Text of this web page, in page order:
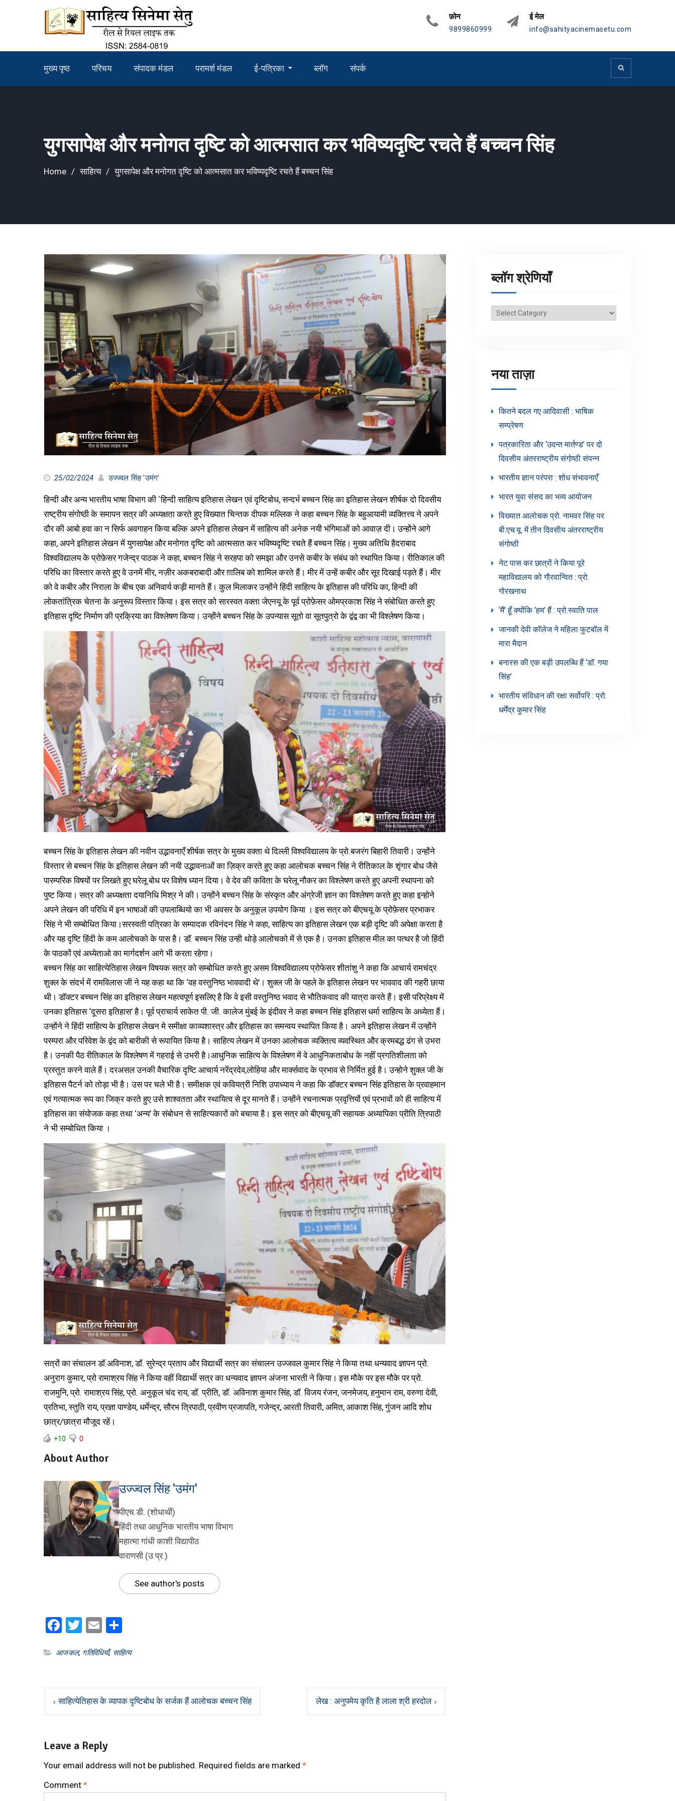
फ़ोन
9899860999
ई मेल
info@sahityacinemasetu.com
मुख्य पृष्ठ परिचय संपादक मंडल परामर्श मंडल ई-पत्रिका ब्लॉग संपर्क
युगसापेक्ष और मनोगत दृष्टि को आत्मसात कर भविष्यदृष्टि रचते हैं बच्चन सिंह
Home साहित्य युगसापेक्ष और मनोगत दृष्टि को आत्मसात कर भविष्यदृष्टि रचते हैं बच्चन सिंह
25/02/2024 उज्ज्वल सिंह 'उमंग'
हिन्दी और अन्य भारतीय भाषा विभाग की `हिन्दी साहित्य इतिहास लेखन एवं दृष्टिबोध, सन्दर्भ बच्चन सिंह का इतिहास लेखन शीर्षक दो दिवसीय
राष्ट्रीय संगोष्ठी के समापन सत्र की अध्यक्षता करते हुए विख्यात चिन्तक दीपक मल्लिक ने कहा बच्चन सिंह के बहुआयामी व्यक्तित्त्व ने अपने
दौर की आबो हवा का न सिर्फ अवगाहन किया बल्कि अपने इतिहास लेखन में साहित्य की अनेक नयी भंगिमाओं को आवाज़ दी। उन्होंने आगे
कहा, अपने इतिहास लेखन में युगसापेक्ष और मनोगत दृष्टि को आत्मसात कर भविष्यदृष्टि रचते हैं बच्चन सिंह। मुख्य अतिथि हैदराबाद
विश्वविद्यालय के प्रोफ़ेसर गजेन्द्र पाठक ने कहा, बच्चन सिंह ने सरहपा को समझा और उनसे कबीर के संबंध को स्थापित किया। रीतिकाल की
परिधि का विस्तार करते हुए वे उनमें मीर, नज़ीर अकबराबादी और ग़ालिब को शामिल करते हैं। मीर में उन्हें कबीर और सूर दिखाई पड़ते हैं। मीर
को वे कबीर और निराला के बीच एक अनिवार्य कड़ी मानते हैं। कुल मिलाकर उन्होंने हिंदी साहित्य के इतिहास की परिधि का, हिन्दी की
लोकतांत्रिक चेतना के अनुरूप विस्तार किया। इस सत्र को सारस्वत वक्ता जेएनयू के पूर्व प्रोफ़ेसर ओमप्रकाश सिंह ने संबोधित करते हुए
इतिहास दृष्टि निर्माण की प्रक्रिया का विश्लेषण किया। उन्होंने बच्चन सिंह के उपन्यास सूतो वा सूतपुत्रो के द्वंद्व का भी विश्लेषण किया।
बच्चन सिंह के इतिहास लेखन की नवीन उद्भावनाएँ शीर्षक सत्र के मुख्य वक्ता थे दिल्ली विश्वविद्यालय के प्रो.बजरंग बिहारी तिवारी। उन्होंने
विस्तार से बच्चन सिंह के इतिहास लेखन की नयी उद्भावनाओं का ज़िक्र करते हुए कहा आलोचक बच्चन सिंह ने रीतिकाल के शृंगार बोध जैसे
पारम्परिक विषयों पर लिखते हुए घरेलू बोध पर विशेष ध्यान दिया। वे देव की कविता के घरेलू नौकर का विश्लेषण करते हुए अपनी स्थापना को
पुष्ट किया। सत्र की अध्यक्षता दयानिधि मिश्र ने की। उन्होंने बच्चन सिंह के संस्कृत और अंग्रेजी ज्ञान का विश्लेषण करते हुए कहा इन्होने
अपने लेखन की परिधि में इन भाषाओं की उपलाब्धियो का भी अवसर के अनुकूल उपयोग किया । इस सत्र को बीएचयू के प्रोफ़ेसर प्रभाकर
सिंह ने भी सम्बोधित किया।सरस्वती पत्रिका के सम्पादक रविनंदन सिंह ने कहा, साहित्य का इतिहास लेखन एक बड़ी दृष्टि की अपेक्षा करता है
और यह दृष्टि हिंदी के कम आलोचको के पास है। डॉ. बच्चन सिंह उन्ही थोड़े आलोचको में से एक है। उनका इतिहास मील का पत्थर है जो हिंदी
के पाठकों एवं अध्येताओ का मार्गदर्शन आगे भी करता रहेगा।
बच्चन सिंह का साहित्येतिहास लेखन विषयक सत्र को सम्बोधित करते हुए असम विश्वविद्यालय प्रोफेसर शीतांशु ने कहा कि आचार्य रामचंद्र
शुक्ल के संदर्भ में रामविलास जी ने यह कहा था कि ‘वह वस्तुनिष्ठ भाववादी थे’। शुक्ल जी के पहले के इतिहास लेखन पर भाववाद की गहरी छाया
थी। डॉक्टर बच्चन सिंह का इतिहास लेखन महत्वपूर्ण इसलिए है कि वे इसी वस्तुनिष्ठ भवाद से भौतिकवाद की यात्रा करते हैं। इसी परिप्रेक्ष्य में
उनका इतिहास ‘दूसरा इतिहास’ है। पूर्व प्राचार्य साकेत पी. जी. कालेज मुंबई के इंदीवर ने कहा बच्चन सिंह इतिहास धर्मा साहित्य के अध्येता हैं।
उन्होंने ने हिंदी साहित्य के इतिहास लेखन मे समीक्षा काव्यशास्त्र और इतिहास का समन्वय स्थापित किया है। अपने इतिहास लेखन में उन्होंने
परम्परा और परिवेश के द्वंद को बारीकी से रूपायित किया है। साहित्य लेखन में उनका आलोचक व्यक्तित्व व्यवस्थित और क्रमबद्ध ढंग से उभरा
है। उनकी पैठ रीतिकाल के विश्लेषण में गहराई से उभरी है।आधुनिक साहित्य के विश्लेषण में वे आधुनिकताबोध के नहीं प्रगतिशीलता को
प्रस्तुत करने वाले हैं। दरअसल उनकी वैचारिक दृष्टि आचार्य नरेंद्रदेव,लोहिया और मार्क्सवाद के प्रभाव से निर्मित हुई है। उन्होने शुक्ल जी के
इतिहास पैटर्न को तोड़ा भी है। उस पर चले भी है। समीक्षक एवं कवियत्री निशि उपाध्याय ने कहा कि डॉक्टर बच्चन सिंह इतिहास के प्रवाहमान
एवं गत्यात्मक रूप का जिक्र करते हुए उसे शाश्वतता और स्थायित्व से दूर मानते हैं। उन्होंने रचनात्मक प्रवृत्तियों एवं प्रभावों को ही साहित्य में
इतिहास का संयोजक कहा तथा ‘अन्य’ के संबोधन से साहित्यकारों को बचाया है। इस सत्र को बीएचयू की सहायक अध्यापिका प्रीति त्रिपाठी
ने भी सम्बोधित किया ।
सत्रों का संचालन डॉ.अविनाश, डॉ. सुरेन्द्र प्रताप और विद्यार्थी सत्र का संचालन उज्जवल कुमार सिंह ने किया तथा धन्यवाद ज्ञापन प्रो.
अनुराग कुमार, प्रो रामाश्रय सिंह ने किया वहीं विद्यार्थी सत्र का धन्यवाद ज्ञापन अंजना भारती ने किया। इस मौके पर इस मौके पर प्रो.
राजमुनि, प्रो. रामाश्रय सिंह, प्रो. अनुकूल चंद राय, डॉ. प्रीति, डॉ. अविनाश कुमार सिंह, डॉ. विजय रंजन, जनमेजय, हनुमान राम, वरुणा देवी,
प्रतिभा, स्तुति राय, प्रज्ञा पाण्डेय, धर्मेन्द्र, सौरभ त्रिपाठी, प्रवीण प्रजापति, गजेन्द्र, आरती तिवारी, अमित, आकाश सिंह, गुंजन आदि शोध
छात्र/छात्रा मौजूद रहें।
+10 0
About Author
उज्ज्वल सिंह 'उमंग'
पीएच.डी. (शोधार्थी)
हिंदी तथा आधुनिक भारतीय भाषा विभाग
महात्मा गांधी काशी विद्यापीठ
वाराणसी (उ.प्र.)
See author's posts
Facebook
Twitter
Email
आजकल, गतिविधियाँ, साहित्य
Postसाहित्येतिहास के व्यापक दृष्टिबोध के सर्जक हैं आलोचक बच्चन सिंह लेख : अनुपमेय कृति है लाला श्री हरदोल
Leave a Reply
Your email address will not be published. Required fields are marked *
Comment *
ब्लॉग श्रेणियाँ
ब्लॉग
नया ताज़ा
कितने बदल गए आदिवासी : भाषिक
सम्प्रेषण
पत्रकारिता और ‘उदन्त मार्तण्ड’ पर दो
दिवसीय अंतरराष्ट्रीय संगोष्ठी संपन्न
भारतीय ज्ञान परंपरा : शोध संभावनाएँ
भारत युवा संसद का भव्य आयोजन
विख्यात आलोचक प्रो. नामवर सिंह पर
बी.एच.यू. में तीन दिवसीय अंतरराष्ट्रीय
संगोष्ठी
नेट पास कर छात्रों ने किया पूरे
महाविद्यालय को गौरवान्वित : प्रो.
गोरखनाथ
‘मैं’ हूँ क्योंकि ‘हम’ हैं : प्रो.स्वाति पाल
जानकी देवी कॉलेज ने महिला फुटबॉल में
मारा मैदान
बनारस की एक बड़ी उपलब्धि हैं ‘डॉ. गया
सिंह’
भारतीय संविधान की रक्षा सर्वोपरि : प्रो.
धर्मेंद्र कुमार सिंह